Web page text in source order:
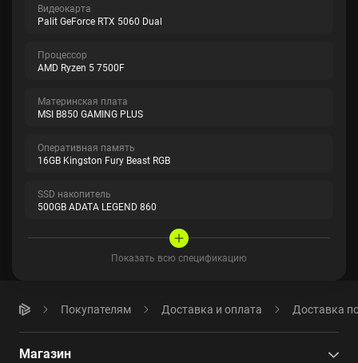
Видеокарта
Palit GeForce RTX 5060 Dual
Процессор
AMD Ryzen 5 7500F
Материнская плата
MSI B850 GAMING PLUS
Оперативная память
16GB Kingston Fury Beast RGB
SSD накопитель
500GB ADATA LEGEND 860
Показать всю спецификацию
Покупателям Доставка и оплата Доставка
Магазин